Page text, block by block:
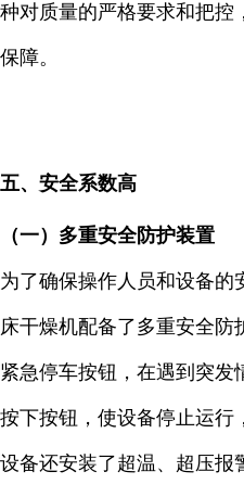
种对质量的严格要求和把控
保障。
五、安全系数高
（一）多重安全防护装置
为了确保操作人员和设备的
床干燥机配备了多重安全防
紧急停车按钮，在遇到突发
按下按钮，使设备停止运行
设备还安装了超温、超压报